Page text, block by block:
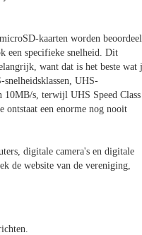
kaarten worden
een specifieke snelheid. Dit
want dat is het beste wat
UHS-
10MB/s, terwijl UHS Speed
ontstaat een enorme nog nooit
digitale camera's en digitale
de website van de vereniging,